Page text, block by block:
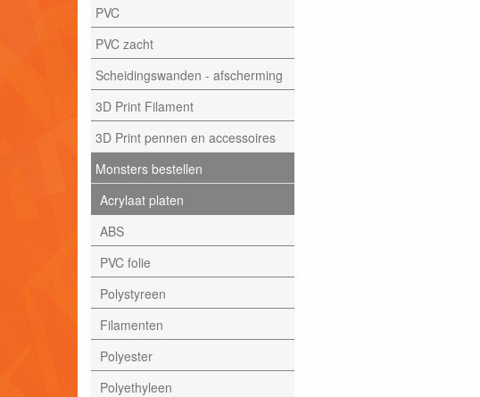
PVC
PVC zacht
Scheidingswanden - afscherming
3D Print Filament
3D Print pennen en accessoires
Monsters bestellen
Acrylaat platen
ABS
PVC folie
Polystyreen
Filamenten
Polyester
Polyethyleen